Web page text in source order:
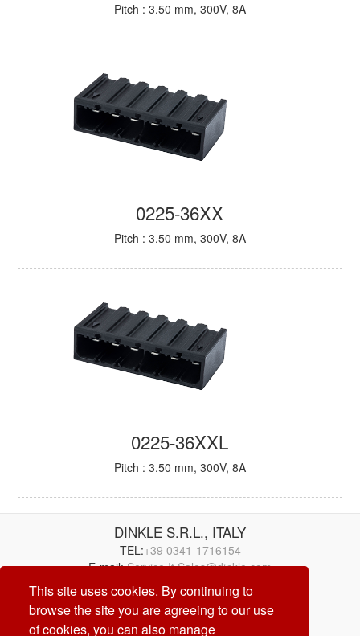
This site uses cookies. By continuing to
browse the site you are agreeing to our use
of cookies, you can also manage
Pitch : 3.50 mm, 300V, 8A
0225-36XX
Pitch : 3.50 mm, 300V, 8A
0225-36XXL
Pitch : 3.50 mm, 300V, 8A
DINKLE S.R.L., ITALY
TEL:+39 0341-1716154
E-mail:Service.It.Sales@dinkle.com
26/08/06